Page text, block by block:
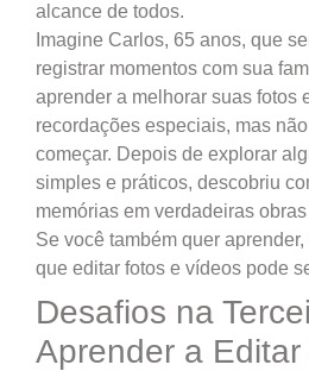
alcance de todos.
Imagine Carlos, 65 anos, que
registrar momentos com sua
aprender a melhorar suas fotos
recordações especiais, mas
começar. Depois de explorar
simples e práticos, descobriu
memórias em verdadeiras
Se você também quer
que editar fotos e vídeos pode
Desafios na
Aprender a